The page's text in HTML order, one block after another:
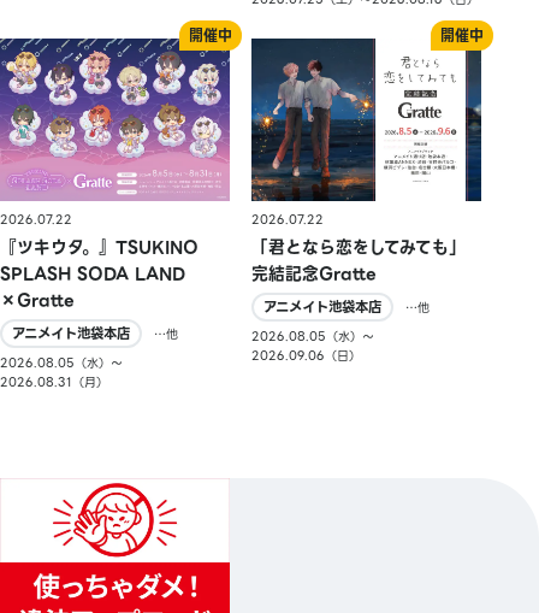
2026.07.22
『ツキウタ。』TSUKINO
SPLASH SODA LAND
×Gratte
アニメイト池袋本店
…他
2026.08.05（水）〜
2026.08.31（月）
2026.07.22
「君となら恋をしてみても」
完結記念Gratte
アニメイト池袋本店
…他
2026.08.05（水）〜
2026.09.06（日）